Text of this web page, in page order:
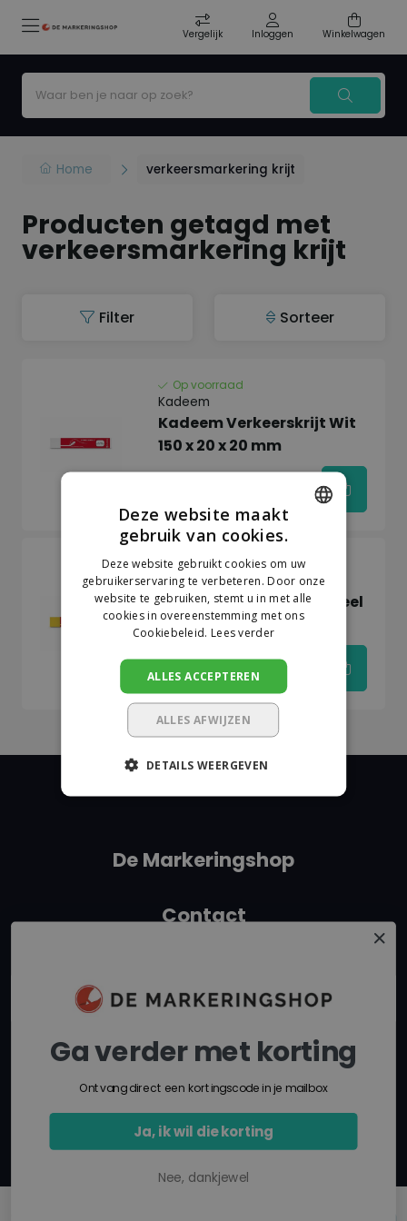
Vergelijk Inloggen Winkelwagen
Home verkeersmarkering krijt
Producten getagd met
verkeersmarkering krijt
Filter Sorteer
Op voorraad
Kadeem
Kadeem Verkeerskrijt Wit
150 x 20 x 20 mm
Op voorraad
Kadeem
Kadeem Verkeerskrijt Geel
150 x 20 x 20 mm
€6,45
De Markeringshop
Contact
Ga verder met korting
Ontvang direct een kortingscode in je mailbox
Ja, ik wil die korting
Nee, dankjewel
DUTCH
GERMAN
Deze website maakt
gebruik van cookies.
Deze website gebruikt cookies om uw
gebruikerservaring te verbeteren. Door onze
website te gebruiken, stemt u in met alle
cookies in overeenstemming met ons
Cookiebeleid. Lees verder
ALLES ACCEPTEREN
ALLES AFWIJZEN
DETAILS WEERGEVEN